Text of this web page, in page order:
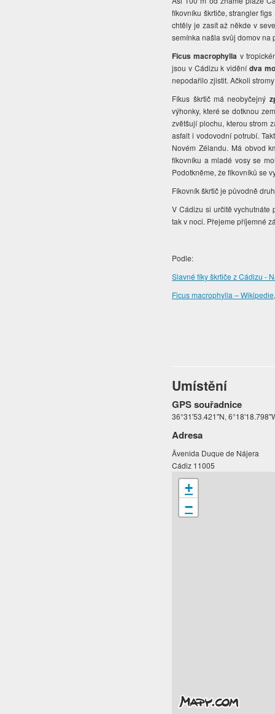
fíkovníku škrtiče, strangler figs
chtěly je zasít až někde v
semínka našla svůj domov na
Ficus macrophylla v
jsou v Cádizu k viděnídva
nepodařilo zjistit. Ačkoli
Fíkus škrtič má neobyčejný
výhonky, které se dotknou
zvětšují plochu, kterou strom
asfalt i vodovodní potrubí.
Novém Zélandu. Má obvod
fíkovníku a mladé vosy se
Podotkněme, že fíkovníků se
Fíkovník škrtič je původně
V Cádizu si určitě vychutnáte
tak v noci. Přejeme příjemné
Podle:
Slavné fíky škrtiče z Cádizu -
Ficus macrophylla – Wikipedie
Umístění
GPS souřadnice
36°31'53.421"N,
Adresa
Ävenida Duque de Nájera
Cádiz 11005
+
−